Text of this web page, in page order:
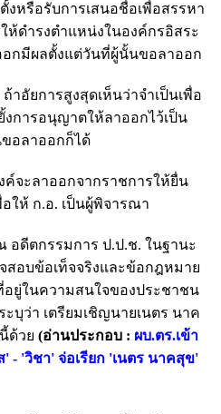
งหรือรับการเสนอชื่อเพื่อสรรหา
ห้ดำรงตำแหน่งในองค์กรอิสระ
กมีผลตั้งแต่วันที่ผู้นั้นขอลาออก
อัยการสูงสุดเห็นว่าจำเป็นเพื่อ
การอนุญาตให้ลาออกไว้เป็น
ขอลาออกก็ได้
จะลาออกจากราชการให้ยื่น
ให้ ก.อ. เป็นผู้พิจารณา
อดีตกรรมการ ป.ป.ช. ในฐานะ
อบข้อเท็จจริงและข้อกฎหมาย
ยู่ในความสนใจของประชาชน
ว่า เตรียมเชิญนายเนตร นาค
ด้วย (อ่านประกอบ : ผบ.ตร.เข้า
- 'วิชา' จ่อเรียก 'เนตร นาคสุข'